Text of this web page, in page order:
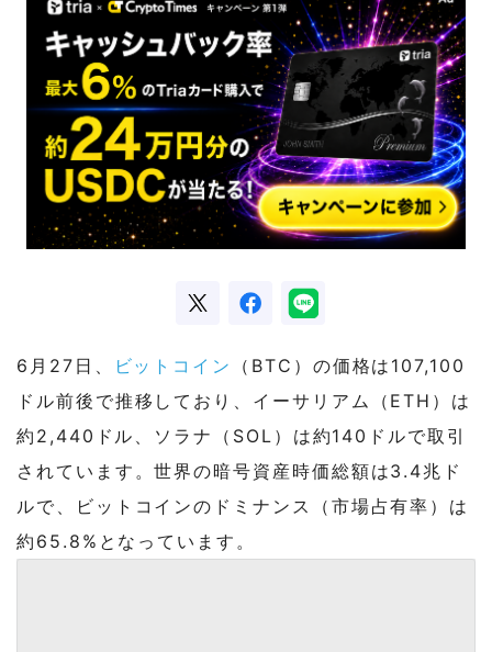
6月27日、 ビットコイン
（BTC）の価格は107,100
ドル前後で推移しており、イーサリアム（ETH）は
約2,440ドル、ソラナ（SOL）は約140ドルで取引
されています。世界の暗号資産時価総額は3.4兆ド
ルで、ビットコインのドミナンス（市場占有率）は
約65.8%となっています。